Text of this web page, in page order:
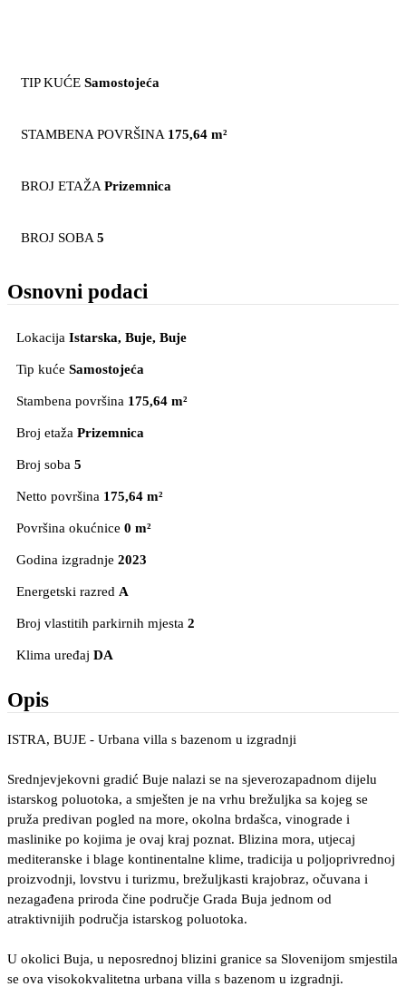
TIP KUĆE Samostojeća
STAMBENA POVRŠINA 175,64 m²
BROJ ETAŽA Prizemnica
BROJ SOBA 5
Osnovni podaci
Lokacija Istarska, Buje, Buje
Tip kuće Samostojeća
Stambena površina 175,64 m²
Broj etaža Prizemnica
Broj soba 5
Netto površina 175,64 m²
Površina okućnice 0 m²
Godina izgradnje 2023
Energetski razred A
Broj vlastitih parkirnih mjesta 2
Klima uređaj DA
Opis
ISTRA, BUJE - Urbana villa s bazenom u izgradnji
Srednjevjekovni gradić Buje nalazi se na sjeverozapadnom dijelu
istarskog poluotoka, a smješten je na vrhu brežuljka sa kojeg se
pruža predivan pogled na more, okolna brdašca, vinograde i
maslinike po kojima je ovaj kraj poznat. Blizina mora, utjecaj
mediteranske i blage kontinentalne klime, tradicija u poljoprivrednoj
proizvodnji, lovstvu i turizmu, brežuljkasti krajobraz, očuvana i
nezagađena priroda čine područje Grada Buja jednom od
atraktivnijih područja istarskog poluotoka.
U okolici Buja, u neposrednoj blizini granice sa Slovenijom smjestila
se ova visokokvalitetna urbana villa s bazenom u izgradnji.